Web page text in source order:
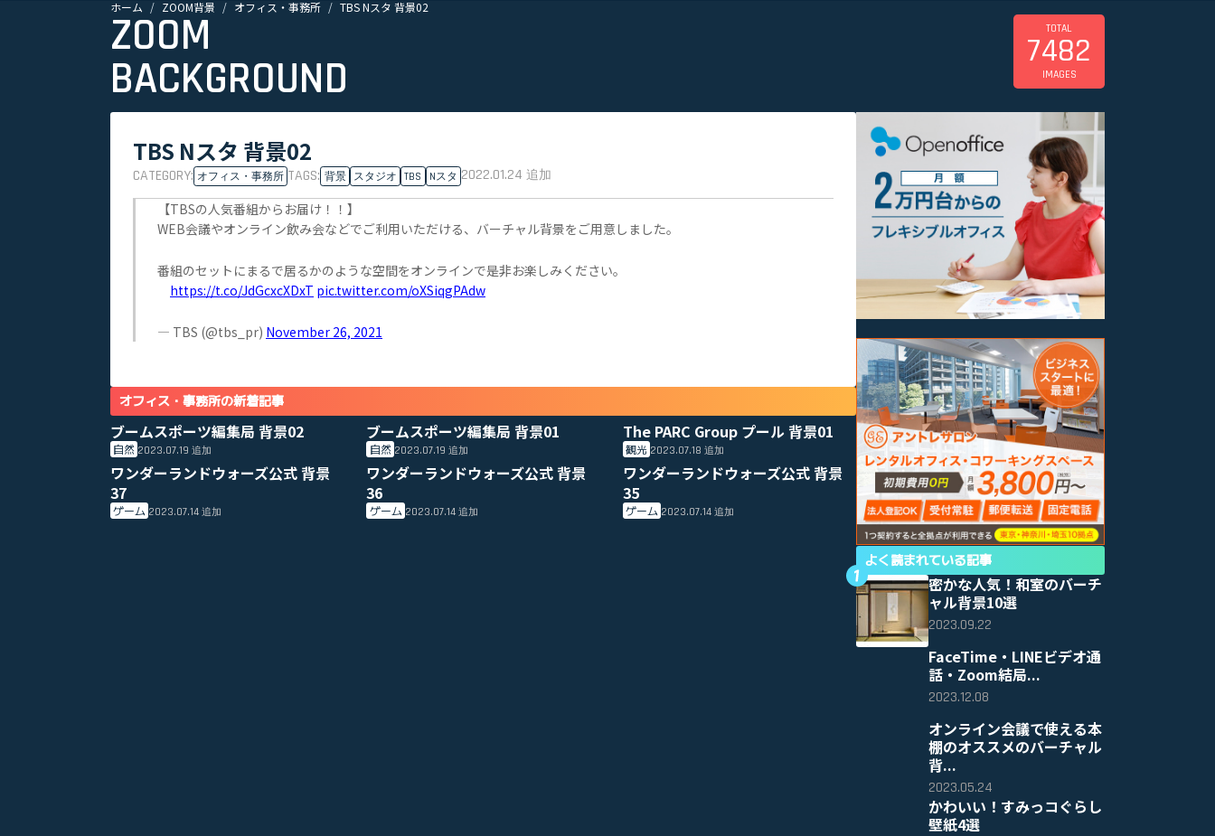
ホーム ZOOM背景 オフィス・事務所 TBS Nスタ 背景02
ZOOM
BACKGROUND
TOTAL
7482
IMAGES
TBS Nスタ 背景02
CATEGORY: オフィス・事務所 TAGS: 背景 スタジオ TBS Nスタ 2022.01.24 追加
【TBSの人気番組からお届け！！】
WEB会議やオンライン飲み会などでご利用いただける、バーチャル背景をご用意しました。
番組のセットにまるで居るかのような空間をオンラインで是非お楽しみください。
https://t.co/JdGcxcXDxT pic.twitter.com/oXSiqgPAdw
— TBS (@tbs_pr) November 26, 2021
オフィス・事務所の新着記事
ブームスポーツ編集局 背景02
自然 2023.07.19追加
ブームスポーツ編集局 背景01
自然 2023.07.19 追加
The PARC Group プール 背景01
観光 2023.07.18追加
ワンダーランドウォーズ公式 背景
37
ゲーム 2023.07.14追加
ワンダーランドウォーズ公式 背景
36
ゲーム 2023.07.14 追加
ワンダーランドウォーズ公式 背景
35
ゲーム 2023.07.14追加
よく読まれている記事
密かな人気！和室のバーチ
ャル背景10選
2023.09.22
FaceTime・LINEビデオ通
話・Zoom結局...
2023.12.08
オンライン会議で使える本
棚のオススメのバーチャル
背...
2023.05.24
かわいい！すみっコぐらし
壁紙4選